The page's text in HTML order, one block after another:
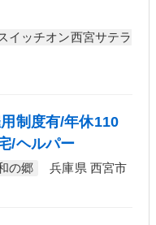
イッチオン西宮サテラ
制度有/年休110
/ヘルパー
の郷
兵庫県 西宮市